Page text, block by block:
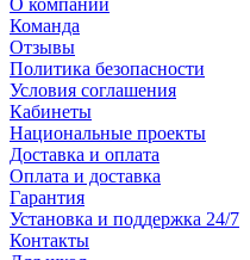
О компании
Команда
Отзывы
Политика безопасности
Условия соглашения
Кабинеты
Национальные проекты
Доставка и оплата
Оплата и доставка
Гарантия
Установка и поддержка 24/7
Контакты